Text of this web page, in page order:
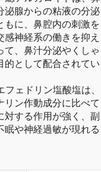
泌腺からの粘液の分泌
もに、鼻腔内の刺激を
感神経系の働きを抑え
て、鼻汁分泌やくしゃ
的として配合されてい
フェドリン塩酸塩は、
リン作動成分に比べて
対する作用が強く、副
眠や神経過敏が現れる